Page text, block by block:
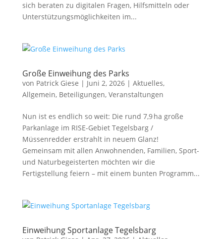
sich beraten zu digitalen Fragen, Hilfsmitteln oder
Unterstützungsmöglichkeiten im...
Große Einweihung des Parks
von Patrick Giese | Juni 2, 2026| Aktuelles,
Allgemein, Beteiligungen, Veranstaltungen
Nun ist es endlich so weit: Die rund 7,9 ha große
Parkanlage im RISE-Gebiet Tegelsbarg /
Müssenredder erstrahlt in neuem Glanz!
Gemeinsam mit allen Anwohnenden, Familien, Sport-
und Naturbegeisterten möchten wir die
Fertigstellung feiern – mit einem bunten Programm...
Einweihung Sportanlage Tegelsbarg